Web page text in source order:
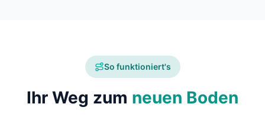
So funktioniert's
Ihr Weg zum neuen Boden